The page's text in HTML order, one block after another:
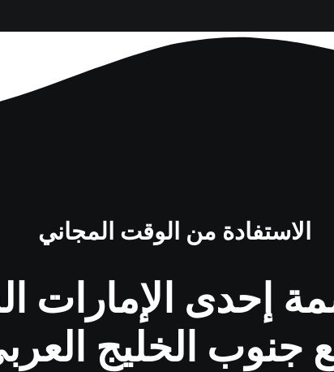
الاستفادة من الوقت المجاني
إحدى الإمارات
جنوب الخليج